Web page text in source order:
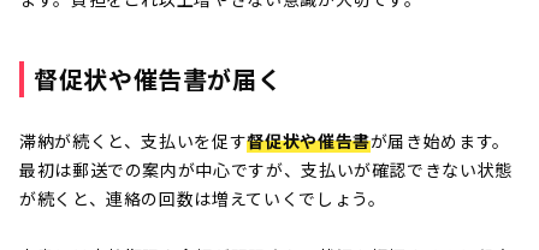
督促状や催告書が届く
滞納が続くと、支払いを促す督促状や催告書が届き始めます。
最初は郵送での案内が中心ですが、支払いが確認できない状態
が続くと、連絡の回数は増えていくでしょう。